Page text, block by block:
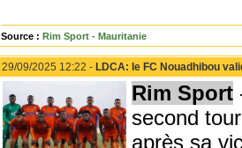
Source : Rim Sport - Mauritanie
29/09/2025 12:22 - LDCA: le FC Nouadhibou
Rim Sport
second
après sa